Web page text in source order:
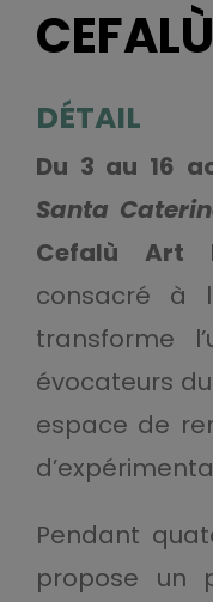
DÉTAIL
Du 3 au 16
Santa
Cefalù Art
consacré à
transforme
évocateurs
espace de
Pendant
propose un